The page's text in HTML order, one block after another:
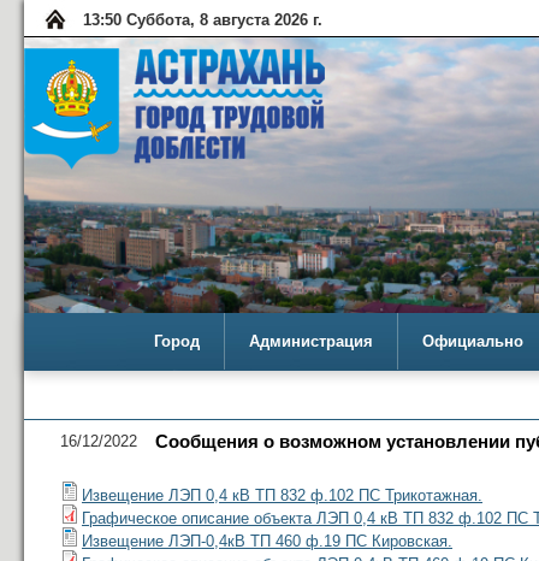
13:50 Суббота, 8 августа 2026 г.
Город Администрация Официально
16/12/2022 Сообщения о возможном установлении
Извещение ЛЭП 0,4 кВ ТП 832 ф.102 ПС Трикотажная.
Графическое описание объекта ЛЭП 0,4 кВ ТП 832 ф.102 ПС
Извещение ЛЭП-0,4кВ ТП 460 ф.19 ПС Кировская.